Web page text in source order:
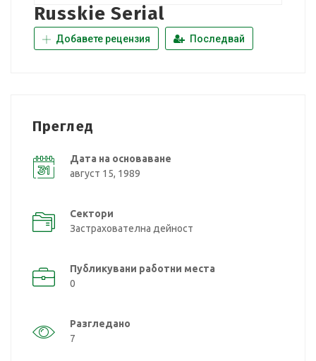
Russkie Serial
Добавете рецензия Последвай
Преглед
Дата на основаване
август 15, 1989
Сектори
Застрахователна дейност
Публикувани работни места
0
Разгледано
7